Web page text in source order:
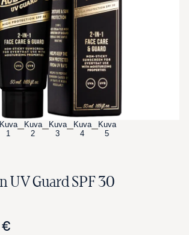
Avaa tuotekuva suurennettuna
Kuva
1
Kuva
2
Kuva
3
Kuva
4
Kuva
5
UV Guard SPF 30
€